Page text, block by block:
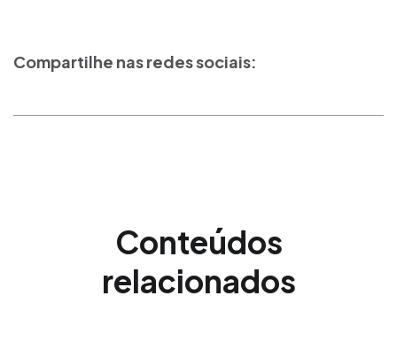
Compartilhe nas redes sociais:
Conteúdos
relacionados